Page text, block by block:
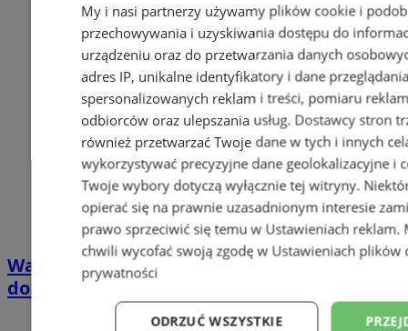
Wakacyjny wypoczynek nad Bałtykiem w
domkach Szmaragdowe Morze
My i nasi partnerzy używamy plików cookie i
przechowywania i uzyskiwania dostępu do
urządzeniu oraz do przetwarzania danych
adres IP, unikalne identyfikatory i dane
spersonalizowanych reklam i treści, pomiaru
odbiorców oraz ulepszania usług. Dostawcy stron
również przetwarzać Twoje dane w tych i innych
wykorzystywać precyzyjne dane geolokalizacyjne i
Twoje wybory dotyczą wyłącznie tej witryny.
opierać się na prawnie uzasadnionym interesie
prawo sprzeciwić się temu w Ustawieniach reklam.
chwili wycofać swoją zgodę w Ustawieniach plików
prywatności
ODRZUĆ WSZYSTKIE